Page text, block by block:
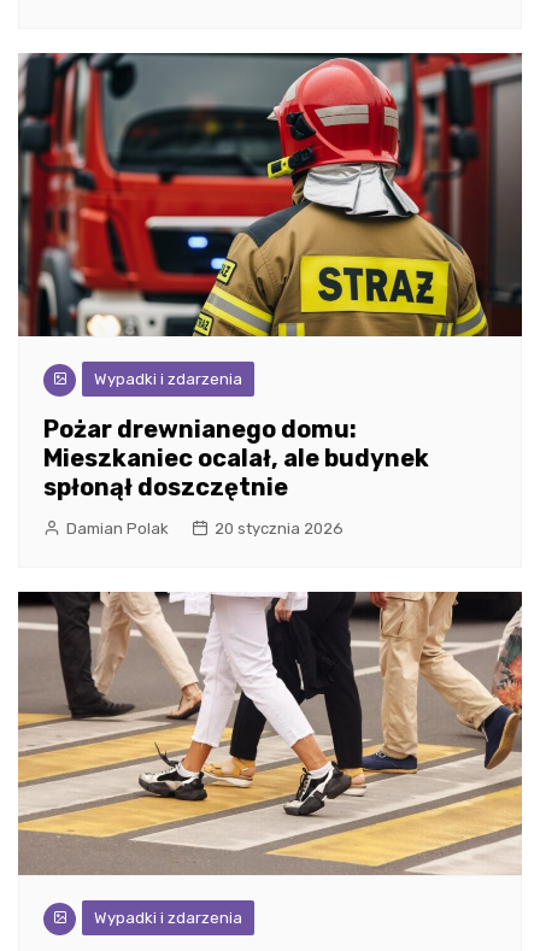
Wypadki i zdarzenia
Pożar drewnianego domu:
Mieszkaniec ocalał, ale budynek
spłonął doszczętnie
Damian Polak 20 stycznia 2026
Wypadki i zdarzenia